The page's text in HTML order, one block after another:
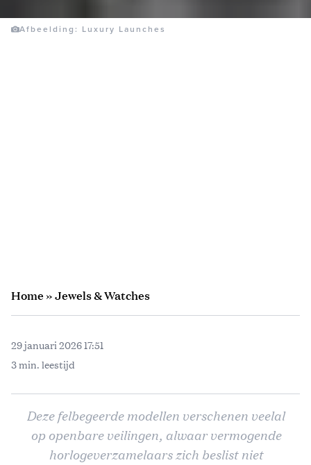
Afbeelding: Luxury Launches
Home»Jewels & Watches
29 januari 2026 17:51
3 min. leestijd
Deze felbegeerde modellen verschenen veelal
op openbare veilingen, alwaar vermogende
horlogeverzamelaars zich beslist niet